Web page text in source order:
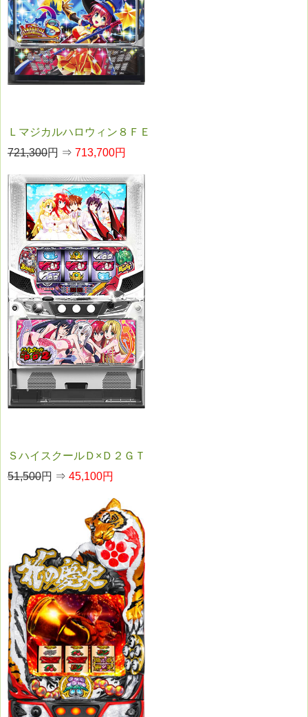
Ｌマジカルハロウィン８ＦＥ
721,300円 ⇒ 713,700円
ＳハイスクールＤ×Ｄ２ＧＴ
51,500円 ⇒ 45,100円